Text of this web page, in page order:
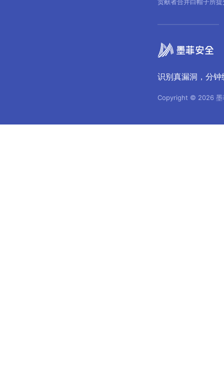
识别真漏洞，分
Copyright © 2026 墨